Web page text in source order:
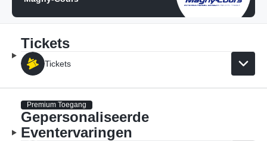
Tickets
Tickets
Premium Toegang
Gepersonaliseerde
Eventervaringen